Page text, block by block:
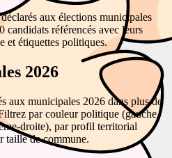
aux élections municipales
candidats référencés avec leurs
et étiquettes politiques.
2026
aux municipales 2026 dans plus de
par couleur politique (gauche,
droite), par profil territorial
taille de commune.